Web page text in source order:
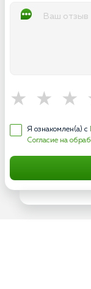
Я ознакомлен(а) с
Согласие на